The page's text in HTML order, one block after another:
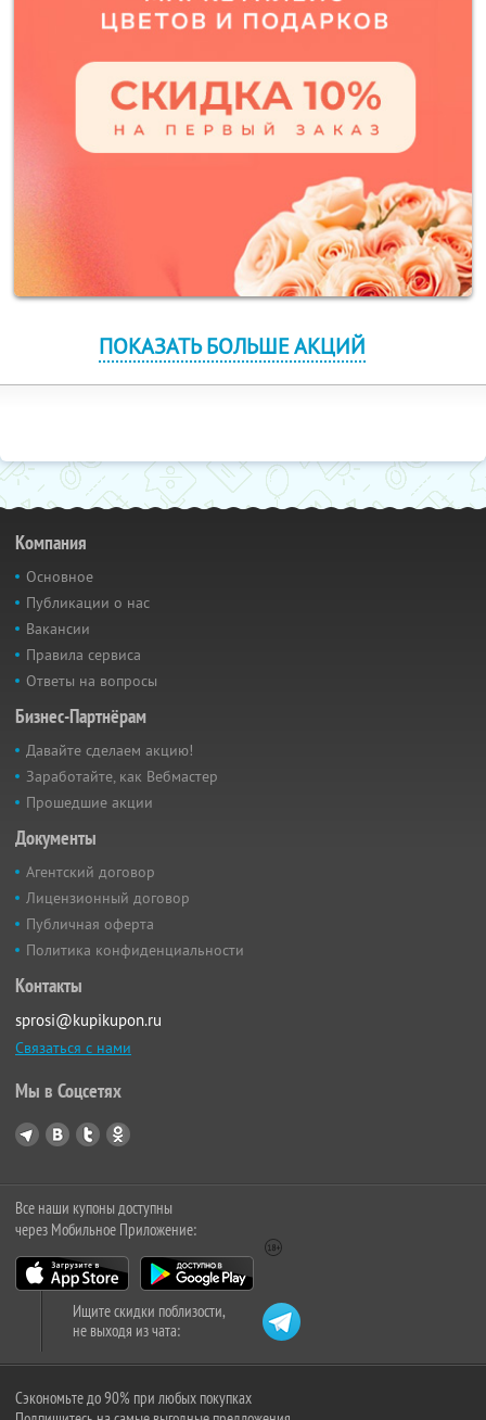
ПОКАЗАТЬ БОЛЬШЕ АКЦИЙ
Компания
Основное
Публикации о нас
Вакансии
Правила сервиса
Ответы на вопросы
Бизнес-Партнёрам
Давайте сделаем акцию!
Заработайте, как Вебмастер
Прошедшие акции
Документы
Агентский договор
Лицензионный договор
Публичная оферта
Политика конфиденциальности
Контакты
sprosi@kupikupon.ru
Связаться с нами
Мы в Соцсетях
Все наши купоны доступны
через Мобильное Приложение:
Ищите скидки поблизости,
не выходя из чата:
Сэкономьте до 90% при любых покупках